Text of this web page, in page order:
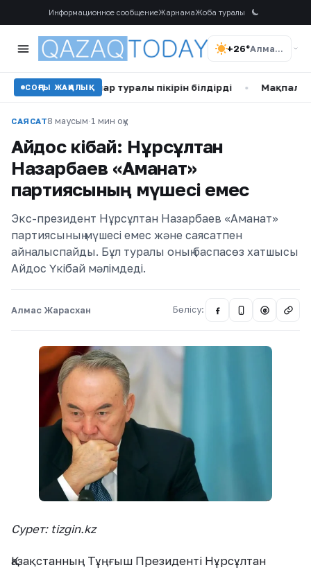
Информационное сообщениеЖарнамаЖоба туралы
+26° Алматы
СОҢҒЫ ЖАҢАЛЫҚ
бауырлар туралы пікірін білдірді • Мақпал Жүнісова
САЯСАТ8 маусым·1 мин оқу
Айдос Үкібай: Нұрсұлтан
Назарбаев «Аманат»
партиясының мүшесі емес
Экс-президент Нұрсұлтан Назарбаев «Аманат»
партиясының мүшесі емес және саясатпен
айналыспайды. Бұл туралы оның баспасөз хатшысы
Айдос Үкібай мәлімдеді.
Алмас Жарасхан Бөлісу: @
Сурет: tizgin.kz
Қазақстанның Тұңғыш Президенті Нұрсұлтан